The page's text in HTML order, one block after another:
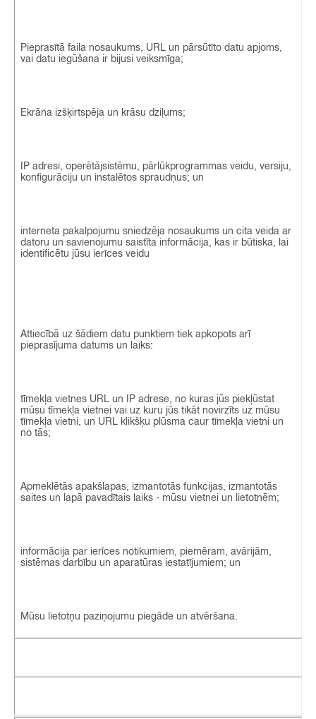
Pieprasītā faila nosaukums, URL un pārsūtīto datu apjoms,
vai datu iegūšana ir bijusi veiksmīga;
Ekrāna izšķirtspēja un krāsu dziļums;
IP adresi, operētājsistēmu, pārlūkprogrammas veidu, versiju,
konfigurāciju un instalētos spraudņus; un
interneta pakalpojumu sniedzēja nosaukums un cita veida ar
datoru un savienojumu saistīta informācija, kas ir būtiska, lai
identificētu jūsu ierīces veidu
Attiecībā uz šādiem datu punktiem tiek apkopots arī
pieprasījuma datums un laiks:
tīmekļa vietnes URL un IP adrese, no kuras jūs piekļūstat
mūsu tīmekļa vietnei vai uz kuru jūs tikāt novirzīts uz mūsu
tīmekļa vietni, un URL klikšķu plūsma caur tīmekļa vietni un
no tās;
Apmeklētās apakšlapas, izmantotās funkcijas, izmantotās
saites un lapā pavadītais laiks - mūsu vietnei un lietotnēm;
informācija par ierīces notikumiem, piemēram, avārijām,
sistēmas darbību un aparatūras iestatījumiem; un
Mūsu lietotņu paziņojumu piegāde un atvēršana.